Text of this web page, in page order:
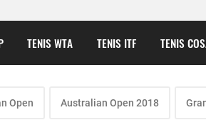
TENIS WTA TENIS ITF TENIS
Open Australian Open 2018